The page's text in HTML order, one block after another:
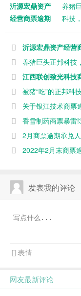
沂源宏鼎资产
经营商票逾期
养猪
科技
沂源宏鼎资产经营
养猪巨头正邦科技
江西联创致光科技
被猪“吃”的正邦科
关于银江技术商票
香雪制药商票暴雷
仍有800万
2月商票逾期承兑
源
2022年2月末商票
发表我的评论
表情
网友最新评论